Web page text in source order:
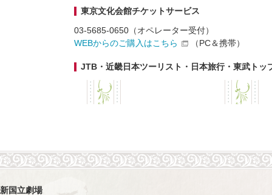
東京文化会館チケットサービス
03-5685-0650（オペレーター受付）
WEBからのご購入はこちら
（PC＆携帯）
JTB・近畿日本ツーリスト・日本旅行・東武トッ
新国立劇場